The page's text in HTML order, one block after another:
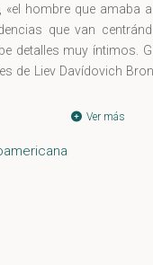
hombre que amaba
que van
detalles muy íntimos.
de Liev Davídovich
del siglo XX.
Trotski en 1929 y el
sus amores y
de ambos se
sobre ellas
y su destructiva
Ver más